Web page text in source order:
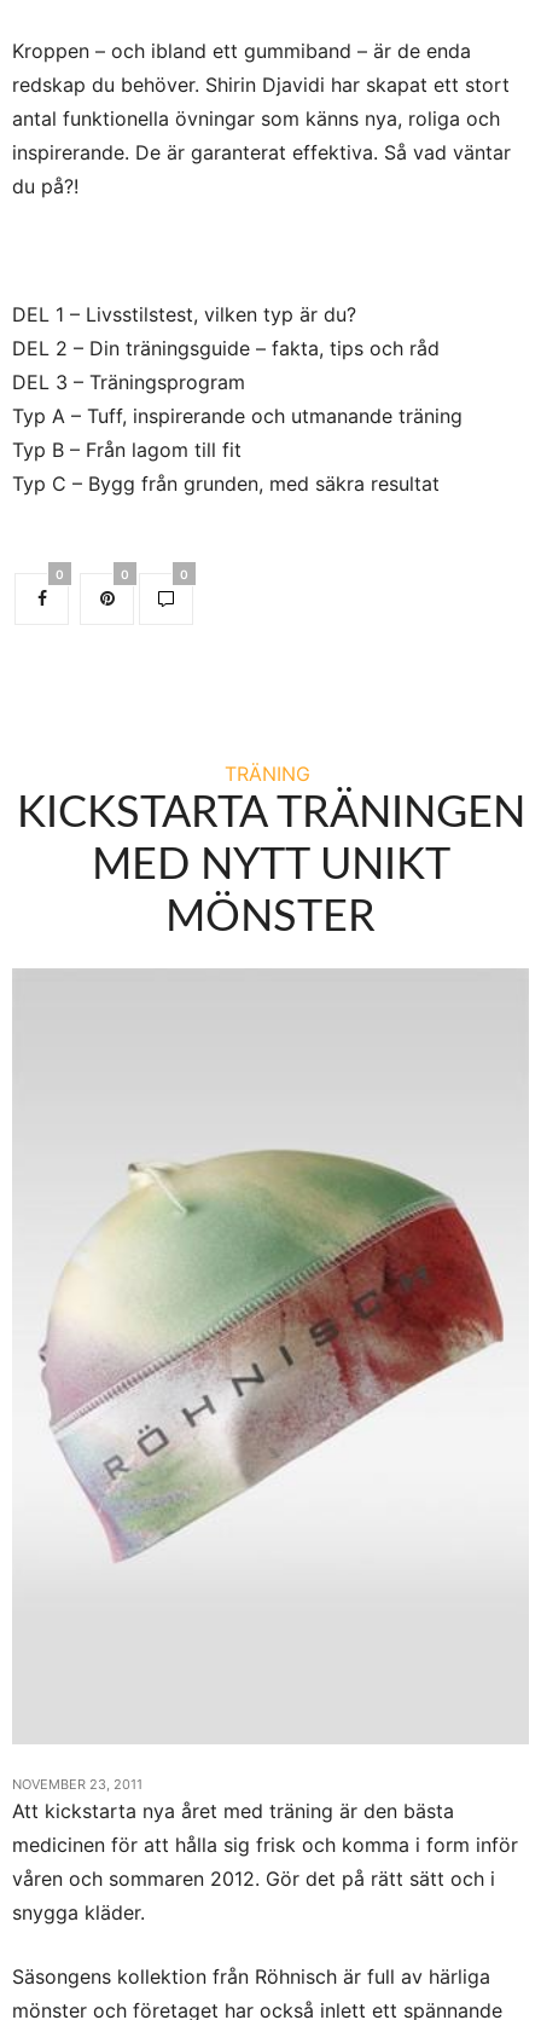
Kroppen – och ibland ett gummiband – är de enda
redskap du behöver. Shirin Djavidi har skapat ett stort
antal funktionella övningar som känns nya, roliga och
inspirerande. De är garanterat effektiva. Så vad väntar
du på?!
DEL 1 – Livsstilstest, vilken typ är du?
DEL 2 – Din träningsguide – fakta, tips och råd
DEL 3 – Träningsprogram
Typ A – Tuff, inspirerande och utmanande träning
Typ B – Från lagom till fit
Typ C – Bygg från grunden, med säkra resultat
0 0 0
TRÄNING
KICKSTARTA TRÄNINGEN
MED NYTT UNIKT
MÖNSTER
NOVEMBER 23, 2011
Att kickstarta nya året med träning är den bästa
medicinen för att hålla sig frisk och komma i form inför
våren och sommaren 2012. Gör det på rätt sätt och i
snygga kläder.
Säsongens kollektion från Röhnisch är full av härliga
mönster och företaget har också inlett ett spännande